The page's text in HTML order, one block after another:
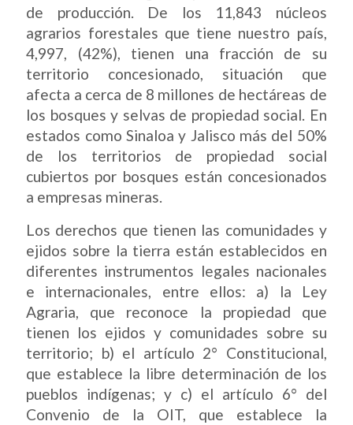
de producción. De los 11,843 núcleos
agrarios forestales que tiene nuestro país,
4,997, (42%), tienen una fracción de su
territorio concesionado, situación que
afecta a cerca de 8 millones de hectáreas de
los bosques y selvas de propiedad social. En
estados como Sinaloa y Jalisco más del 50%
de los territorios de propiedad social
cubiertos por bosques están concesionados
a empresas mineras.
Los derechos que tienen las comunidades y
ejidos sobre la tierra están establecidos en
diferentes instrumentos legales nacionales
e internacionales, entre ellos: a) la Ley
Agraria, que reconoce la propiedad que
tienen los ejidos y comunidades sobre su
territorio; b) el artículo 2° Constitucional,
que establece la libre determinación de los
pueblos indígenas; y c) el artículo 6° del
Convenio de la OIT, que establece la